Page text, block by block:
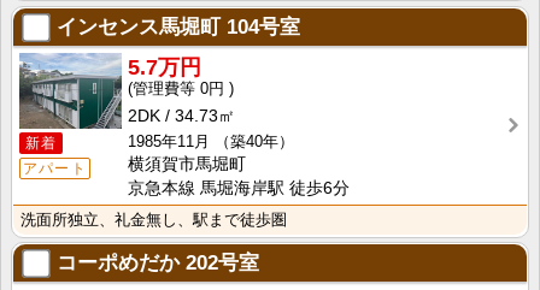
インセンス馬堀町104号室
新着
アパート
5.7万円
0円
2DK
34.73㎡
1985年11月
（築40年）
横須賀市馬堀町
京急本線 馬堀海岸駅 徒歩6分
洗面所独立、礼金無し、駅まで徒歩圏
コーポめだか202号室